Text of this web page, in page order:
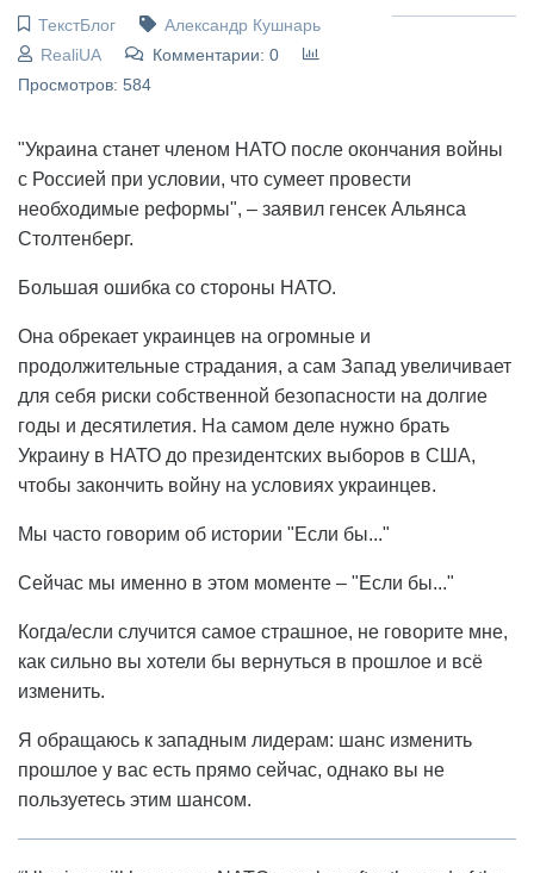
ТекстБлог
Александр Кушнарь
RealiUA
Комментарии: 0
Просмотров: 584
"Украина cтанет членом НАТО после окончания войны
с Россией при условии, что сумеет провести
необходимые реформы", – заявил генсек Альянса
Столтенберг.
Большая ошибка со стороны НАТО.
Она обрекает украинцев на огромные и
продолжительные страдания, а сам Запад увеличивает
для себя риски собственной безопасности на долгие
годы и десятилетия. На самом деле нужно брать
Украину в НАТО до президентских выборов в США,
чтобы закончить войну на условиях украинцев.
Мы часто говорим об истории "Если бы..."
Сейчас мы именно в этом моменте – "Если бы..."
Когда/если случится самое страшное, не говорите мне,
как сильно вы хотели бы вернуться в прошлое и всё
изменить.
Я обращаюсь к западным лидерам: шанс изменить
прошлое у вас есть прямо сейчас, однако вы не
пользуетесь этим шансом.